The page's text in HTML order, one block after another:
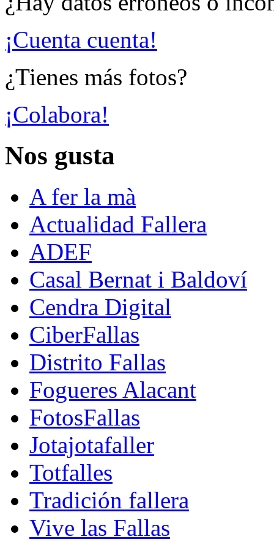
¡Cuenta cuenta!
¿Tienes más fotos?
¡Colabora!
Nos gusta
A fer la mà
Actualidad Fallera
ADEF
Casal Bernat i Baldoví
Cendra Digital
CiberFallas
Distrito Fallas
Fogueres Alacant
FotosFallas
Jotajotafaller
Totfalles
Tradición fallera
Vive las Fallas